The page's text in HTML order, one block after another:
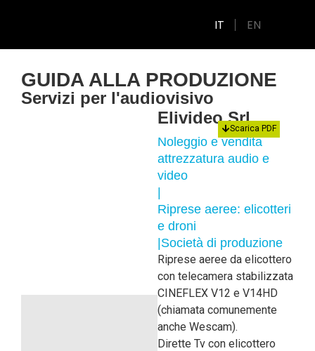
IT EN
GUIDA ALLA PRODUZIONE
Servizi per l'audiovisivo
Scarica PDF
Elivideo Srl
Noleggio e vendita
attrezzatura audio e
video
Riprese aeree: elicotteri
e droni
Società di produzione
Riprese aeree da elicottero
con telecamera stabilizzata
CINEFLEX V12 e V14HD
(chiamata comunemente
anche Wescam).
Dirette Tv con elicottero